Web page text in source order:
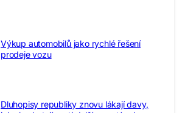
Výkup automobilů jako rychlé řešení
prodeje vozu
Dluhopisy republiky znovu lákají davy,